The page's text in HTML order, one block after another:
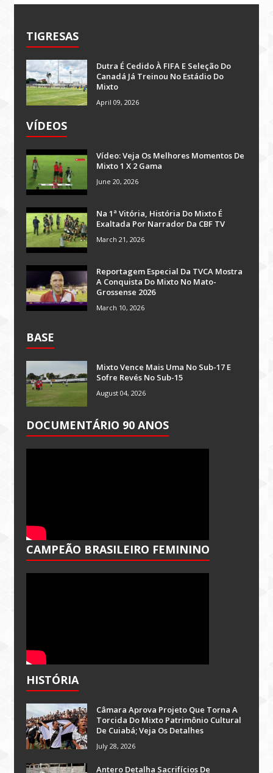
TIGRESAS
Dutra É Cedido À FIFA E Seleção Do
Canadá Já Treinou No Estádio Do
Mixto
April 09, 2026
VÍDEOS
Vídeo: Veja Os Melhores Momentos De
Mixto 1 X 2 Gama
June 20, 2026
Na 1ª Vitória, História Do Mixto É
Exaltada Por Narrador Da CBF TV
March 21, 2026
Reportagem Especial Da TVCA Mostra
A Conquista Do Mixto No Mato-
Grossense 2026
March 10, 2026
BASE
Mixto Vence Mais Uma No Sub-17 E
Sofre Revés No Sub-15
August 04, 2026
DOCUMENTÁRIO 90 ANOS
CAMPEÃO BRASILEIRO FEMININO
HISTÓRIA
Câmara Aprova Projeto Que Torna A
Torcida Do Mixto Patrimônio Cultural
De Cuiabá; Veja Os Detalhes
July 28, 2026
Antero Detalha Sacrifícios De